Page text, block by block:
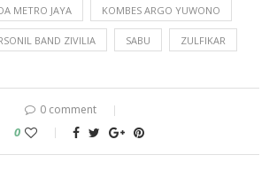
METRO JAYA KOMBES ARGO YUWONO
BAND ZIVILIA SABU ZULFIKAR
0 comment
0